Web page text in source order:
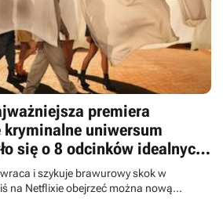
premiera
uniwersum
się o 8 odcinków idealnych
i szykuje brawurowy skok w
na Netflixie obejrzeć można nową